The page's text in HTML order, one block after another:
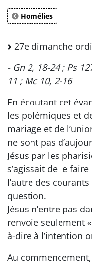
Homélies
27e dimanche
- Gn 2, 18-24 ; Ps
11 ; Mc 10, 2-16
En écoutant cet
les polémiques et
mariage et de
ne sont pas
Jésus par les
s’agissait de le
l’autre des
question.
Jésus n’entre pas
renvoie seulement
à-dire à l’intention
Au